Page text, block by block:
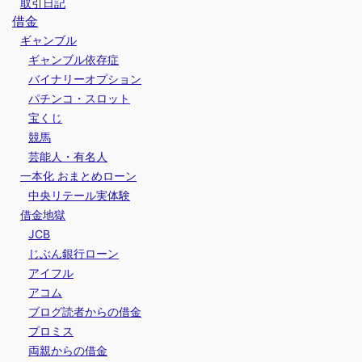
借金
ギャンブル
ギャンブル依存症
バイナリーオプション
パチンコ・スロット
宝くじ
競馬
芸能人・有名人
一本化 おまとめローン
中央リテール実体験
借金地獄
JCB
じぶん銀行ローン
アイフル
アコム
ブログ読者からの借金
プロミス
両親からの借金